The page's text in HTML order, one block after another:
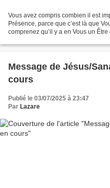
Vous avez compris combien il est
Présence, parce que c’est là que
comprenez qu’il y a en Vous un
Message de Jésus/
cours
Publié le 03/07/2025 à 23:47
Par Lazare